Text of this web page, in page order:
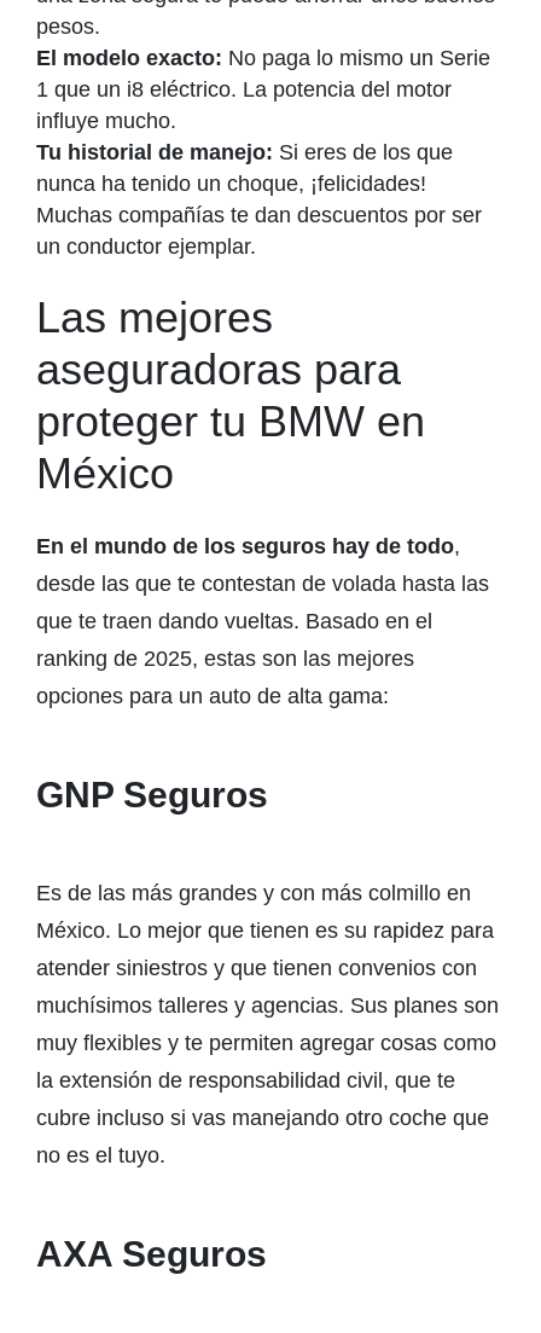
pesos.
El modelo exacto: No paga lo mismo un Serie
1 que un i8 eléctrico. La potencia del motor
influye mucho.
Tu historial de manejo: Si eres de los que
nunca ha tenido un choque, ¡felicidades!
Muchas compañías te dan descuentos por ser
un conductor ejemplar.
Las mejores
aseguradoras para
proteger tu BMW en
México
En el mundo de los seguros hay de todo,
desde las que te contestan de volada hasta las
que te traen dando vueltas. Basado en el
ranking de 2025, estas son las mejores
opciones para un auto de alta gama:
GNP Seguros
Es de las más grandes y con más colmillo en
México. Lo mejor que tienen es su rapidez para
atender siniestros y que tienen convenios con
muchísimos talleres y agencias. Sus planes son
muy flexibles y te permiten agregar cosas como
la extensión de responsabilidad civil, que te
cubre incluso si vas manejando otro coche que
no es el tuyo.
AXA Seguros